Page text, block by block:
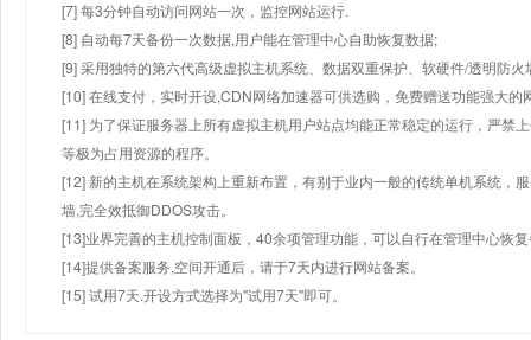
[7] 每3分钟自动访问网站一次，监控网站运行.
[8] 自动每7天备份一次数据,用户能在管理中心自助恢复数据;
[9] 采用独特的第六代高级虚拟主机系统、数据双重保护、软硬件/透明防火
[10] 在线支付，实时开设,CDN网络加速器可供选购，免费赠送功能强大
[11] 为了保证服务器上所有虚拟主机用户站点均能正常稳定的运行，严禁
等极为占用资源的程序。
[12] 新的主机在系统架构上重新布置，有别于业内一般的传统单机系统，
墙,完全效抵御DDOS攻击。
[13]业界完善的主机控制面板，40余项管理功能，可以自行在管理中心恢
[14]提供备案服务,空间开通后，请于7天内进行网站备案。
[15] 试用7天.开设方式选择为"试用7天"即可。